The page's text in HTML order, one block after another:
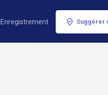
Enregistrement Suggérer